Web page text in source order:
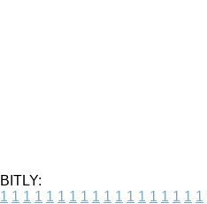
BITLY:
1 1 1 1 1 1 1 1 1 1 1 1 1 1 1 1 1 1